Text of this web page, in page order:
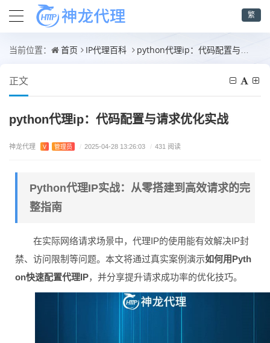
繁
当前位置： 首页 IP代理百科 python代理ip：代码配置与请求优化实战
正文
python代理ip：代码配置与请求优化实战
神龙代理 V 管理员 / 2025-04-28 13:26:03 / 431 阅读
Python代理IP实战：从零搭建到高效请求的完
整指南
在实际网络请求场景中，代理IP的使用能有效解决IP封
禁、访问限制等问题。本文将通过真实案例演示如何用Pyth
on快速配置代理IP，并分享提升请求成功率的优化技巧。